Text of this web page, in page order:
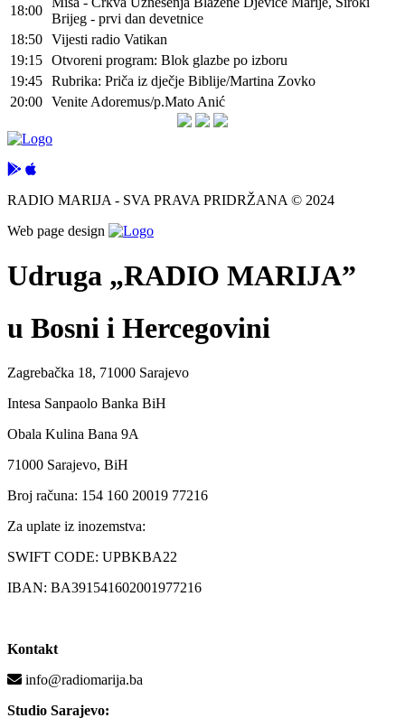
18:00
Brijeg - prvi dan devetnice
18:50 Vijesti radio Vatikan
19:15 Otvoreni program: Blok glazbe po izboru
19:45 Rubrika: Priča iz dječje Biblije/Martina Zovko
20:00 Venite Adoremus/p.Mato Anić
RADIO MARIJA - SVA PRAVA PRIDRŽANA © 2024
Web page design
Udruga „RADIO MARIJA”
u Bosni i Hercegovini
Zagrebačka 18, 71000 Sarajevo
Intesa Sanpaolo Banka BiH
Obala Kulina Bana 9A
71000 Sarajevo, BiH
Broj računa: 154 160 20019 77216
Za uplate iz inozemstva:
SWIFT CODE: UPBKBA22
IBAN: BA391541602001977216
Kontakt
info@radiomarija.ba
Studio Sarajevo: